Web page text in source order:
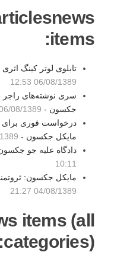
items:
تابلوی لوتر کینگ
06/08/1389 12:53
سری نوشته‌های راجر
جکسون - 08/1389 12:06
درخواست فوری
مایکل جکسون - 10:27
دادگاه علیه جو
10:11
مایکل جکسون:
04/08/1389 21:27
items (all
categories):